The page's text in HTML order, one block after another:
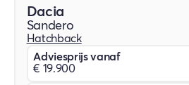
Dacia
Sandero
Hatchback
Adviesprijs vanaf
€ 19.900